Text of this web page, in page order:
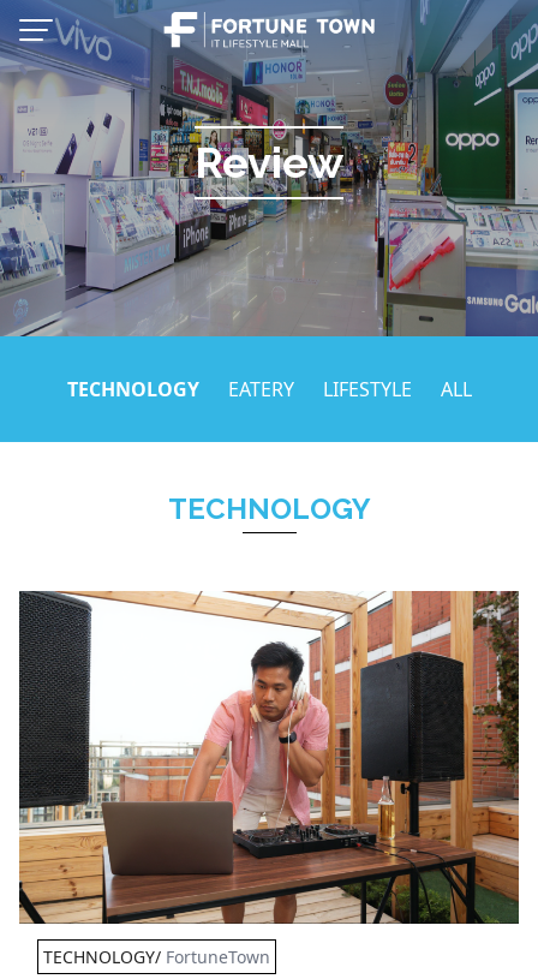
Skip
to
content
Review
TECHNOLOGY EATERY LIFESTYLE ALL
TECHNOLOGY
TECHNOLOGY/ FortuneTown